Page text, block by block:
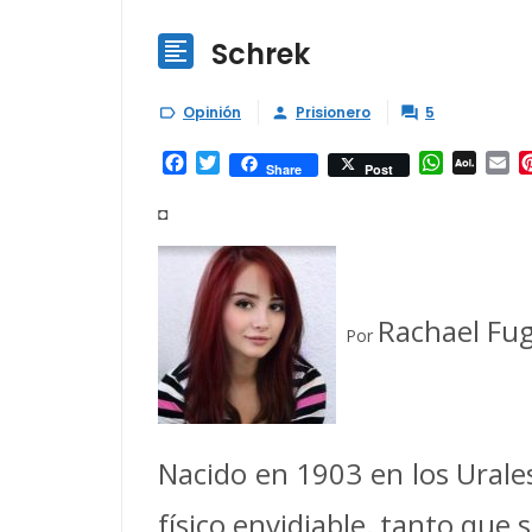
 Schrek
 Opinión  Prisionero  5
Facebook
TwitterShare Post
AOL
◘
Por Rachael
Nacido en 1903 en los